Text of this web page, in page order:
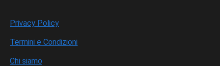
Privacy Policy
Termini e Condizioni
Chi siamo